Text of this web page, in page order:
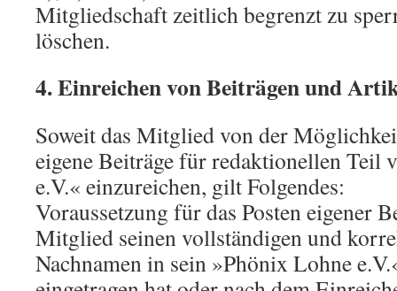
Mitgliedschaft zeitlich begrenzt zu
löschen.
4. Einreichen von Beiträgen und
Soweit das Mitglied von der
eigene Beiträge für redaktionellen Teil
e.V.« einzureichen, gilt Folgendes:
Voraussetzung für das Posten eigener
Mitglied seinen vollständigen und
Nachnamen in sein »Phönix Lohne